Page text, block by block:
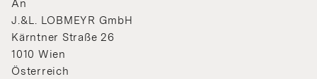
An
J.&L. LOBMEYR GmbH
Kärntner Straße 26
1010 Wien
Österreich